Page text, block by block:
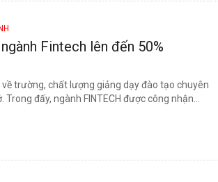
Fintech lên đến 50%
trường, chất lượng giảng dạy đào tạo chuyên
đấy, ngành FINTECH được công nhận...